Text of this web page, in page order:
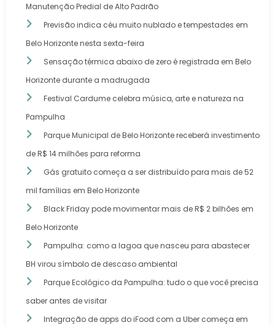
Manutenção Predial de Alto Padrão
Previsão indica céu muito nublado e tempestades em
Belo Horizonte nesta sexta-feira
Sensação térmica abaixo de zero é registrada em Belo
Horizonte durante a madrugada
Festival Cardume celebra música, arte e natureza na
Pampulha
Parque Municipal de Belo Horizonte receberá investimento
de R$ 14 milhões para reforma
Gás gratuito começa a ser distribuído para mais de 52
mil famílias em Belo Horizonte
Black Friday pode movimentar mais de R$ 2 bilhões em
Belo Horizonte
Pampulha: como a lagoa que nasceu para abastecer
BH virou símbolo de descaso ambiental
Parque Ecológico da Pampulha: tudo o que você precisa
saber antes de visitar
Integração de apps do iFood com a Uber começa em